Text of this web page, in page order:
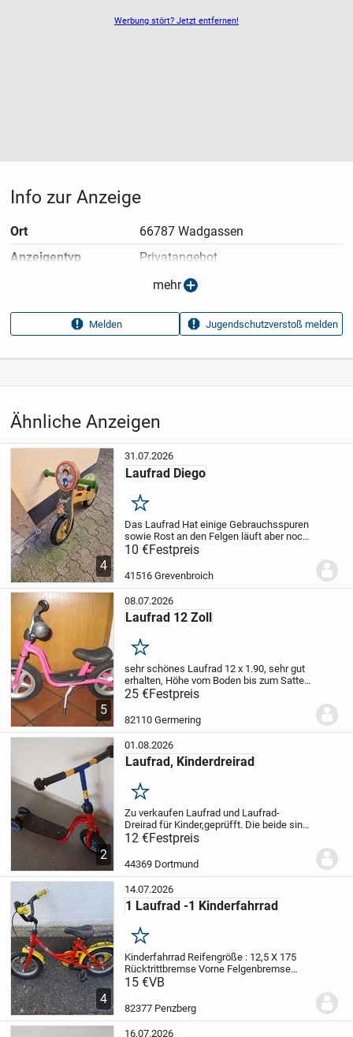
Werbung stört? Jetzt entfernen!
Ähnliche Anzeigen
4
31.07.2026
Laufrad Diego
Merken
Das LaufradHat einige Gebrauchsspuren
sowie Rost an den Felgenläuft aber noch
superSattel ist höhen verstellbar
Selbstabholer
noch da solange er...
10 €Festpreis
41516 Grevenbroich
5
08.07.2026
Laufrad 12 Zoll
Merken
sehr schönes Laufrad 12 x 1.90, sehr gut
erhalten, Höhe vom Boden bis zum Sattel
ca.33 cm. Es kann in München oder in
Germering besichtigt oder auch abgeholt
werden
25 €Festpreis
82110 Germering
2
01.08.2026
Laufrad, Kinderdreirad
Merken
Zu verkaufen Laufrad und Laufrad-
Dreirad für Kinder,geprüfft. Die beide sind
in einem guten Zustand.
12 €Festpreis
44369 Dortmund
4
14.07.2026
1 Laufrad -1 Kinderfahrrad
Merken
Kinderfahrrad Reifengröße : 12,5 X 175
RücktrittbremseVorne Felgenbremse
Plastikkettenschutz
aufgezogen 1 Laufrad
15 €VB
82377 Penzberg
16.07.2026
Info zur Anzeige
Ort
66787 Wadgassen
Anzeigen­typ
Privatangebot
19.07.2026
Anzeigen­kennung
0c783b41
Aufrufe dieser
193
Kinderfahrräder
mehr
Melden Jugendschutzverstoß melden